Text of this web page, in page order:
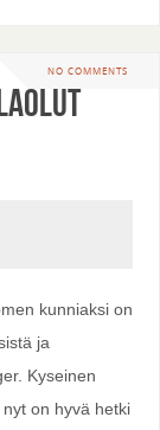
NO COMMENTS
kunniaksi on
ja
Kyseinen
on hyvä hetki